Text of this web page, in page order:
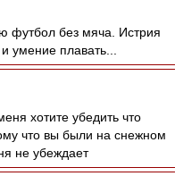
футбол без мяча. Истрия
умение плавать...
хотите убедить что
что вы были на снежном
не убеждает